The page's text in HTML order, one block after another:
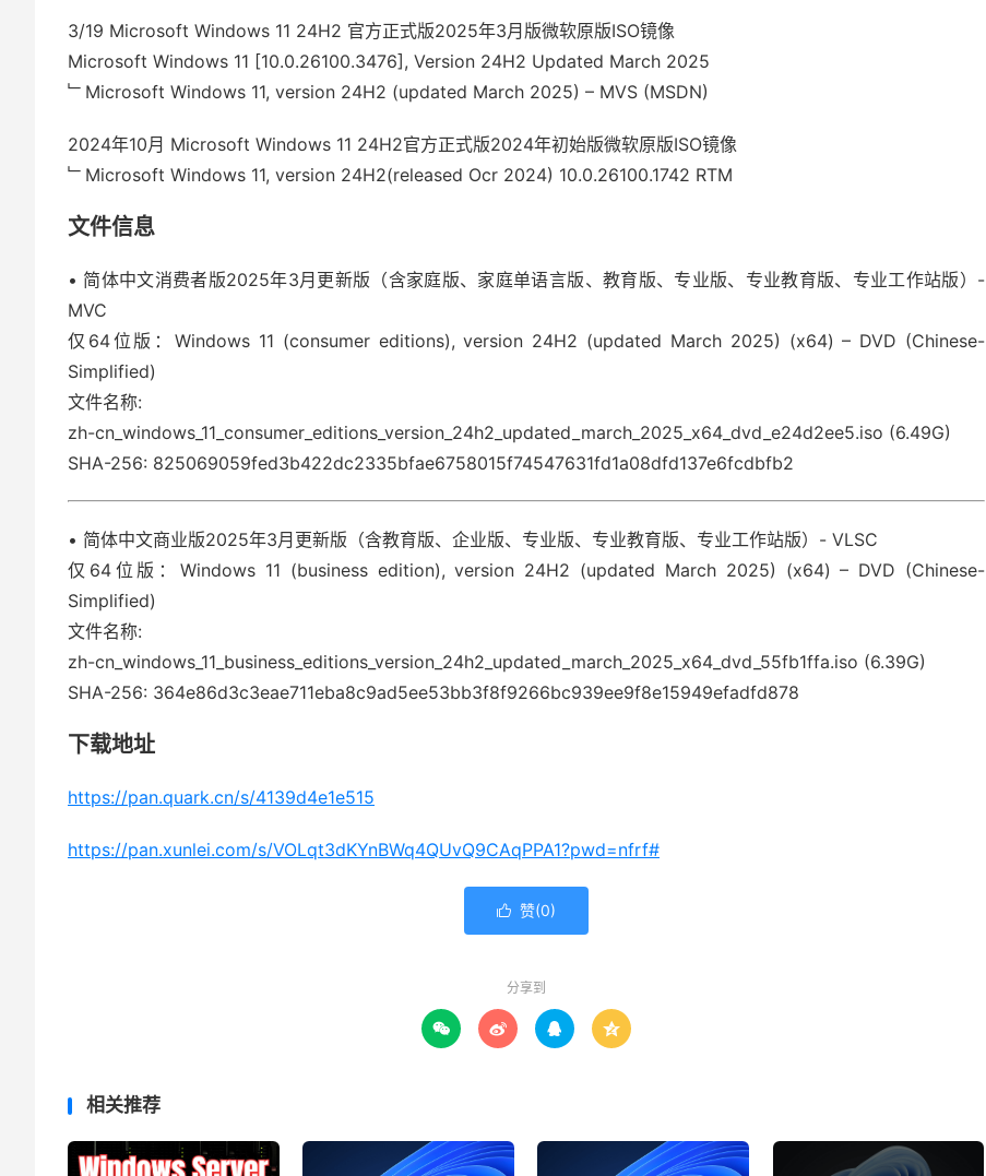
3/19 Microsoft Windows 11 24H2 官方正式版2025年3月版微软原版ISO镜像
Microsoft Windows 11 [10.0.26100.3476], Version 24H2 Updated March 2025
﹂Microsoft Windows 11, version 24H2 (updated March 2025) – MVS (MSDN)
2024年10月 Microsoft Windows 11 24H2官方正式版2024年初始版微软原版ISO镜像
﹂Microsoft Windows 11, version 24H2(released Ocr 2024) 10.0.26100.1742 RTM
文件信息
• 简体中文消费者版2025年3月更新版（含家庭版、家庭单语言版、教育版、专业版、专业教育版、专业工作站版）-
MVC
仅64位版：Windows 11 (consumer editions), version 24H2 (updated March 2025) (x64) – DVD (Chinese-
Simplified)
文件名称:
zh-cn_windows_11_consumer_editions_version_24h2_updated_march_2025_x64_dvd_e24d2ee5.iso (6.49G)
SHA-256: 825069059fed3b422dc2335bfae6758015f74547631fd1a08dfd137e6fcdbfb2
• 简体中文商业版2025年3月更新版（含教育版、企业版、专业版、专业教育版、专业工作站版）- VLSC
仅64位版：Windows 11 (business edition), version 24H2 (updated March 2025) (x64) – DVD (Chinese-
Simplified)
文件名称:
zh-cn_windows_11_business_editions_version_24h2_updated_march_2025_x64_dvd_55fb1ffa.iso (6.39G)
SHA-256: 364e86d3c3eae711eba8c9ad5ee53bb3f8f9266bc939ee9f8e15949efadfd878
下载地址
https://pan.quark.cn/s/4139d4e1e515
https://pan.xunlei.com/s/VOLqt3dKYnBWq4QUvQ9CAqPPA1?pwd=nfrf#
 赞(0)
分享到
   
相关推荐